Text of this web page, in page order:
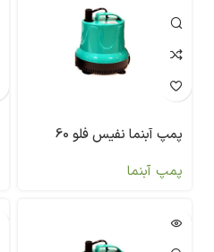
پمپ آبنما نفیس فلو 60
پمپ آبنما